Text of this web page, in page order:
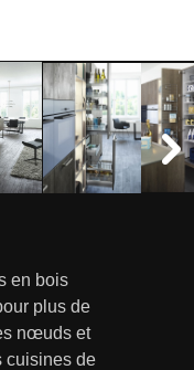
en bois
plus de
nœuds et
cuisines de